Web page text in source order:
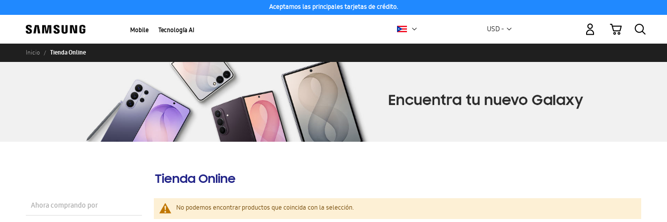
Aceptamos las principales tarjetas de crédito.
Mobile Tecnología AI Moneda
USD -
Mi carrito
Inicio Tienda Online
Tienda Online
No podemos encontrar productos que coincida con la selección.
Ahora comprando por